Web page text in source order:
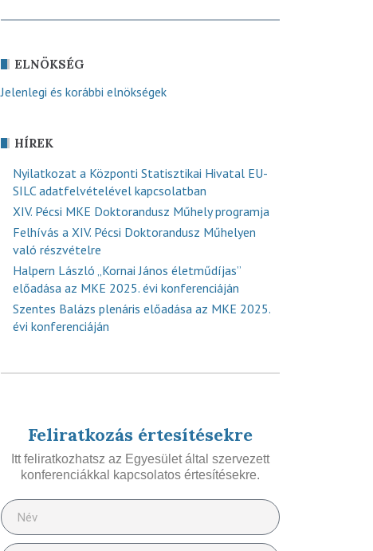
ELNÖKSÉG
Jelenlegi és korábbi elnökségek
HÍREK
Nyilatkozat a Központi Statisztikai Hivatal EU-
SILC adatfelvételével kapcsolatban
XIV. Pécsi MKE Doktorandusz Műhely programja
Felhívás a XIV. Pécsi Doktorandusz Műhelyen
való részvételre
Halpern László „Kornai János életműdíjas”
előadása az MKE 2025. évi konferenciáján
Szentes Balázs plenáris előadása az MKE 2025.
évi konferenciáján
Feliratkozás értesítésekre
Itt feliratkozhatsz az Egyesület által szervezett
konferenciákkal kapcsolatos értesítésekre.